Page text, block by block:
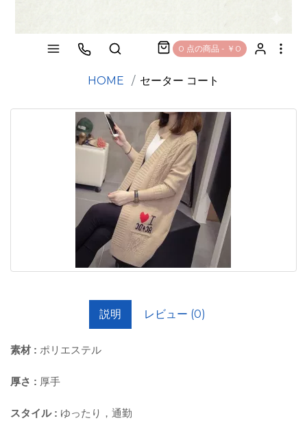
0 点の商品 - ￥0
HOME セーター コート
説明 レビュー (0)
素材 : ポリエステル
厚さ : 厚手
スタイル : ゆったり，通勤